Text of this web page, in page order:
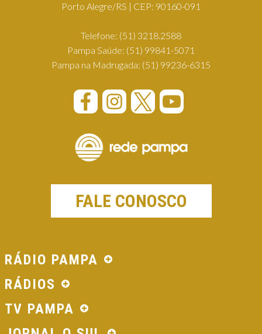
Porto Alegre/RS | CEP: 90160-091
Telefone: (51) 3218.2588
Pampa Saúde: (51) 99841-5071
Pampa na Madrugada: (51) 99236-6315
FALE CONOSCO
RÁDIO PAMPA
RÁDIOS
TV PAMPA